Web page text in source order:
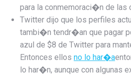
para la conmemoraci�n de las
Twitter dijo que los perfiles
tambi�n tendr�an que pagar
azul de $8 de Twitter para
Entonces ellos no lo har�a
lo har�n, aunque con algunas